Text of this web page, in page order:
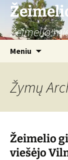
Žeimelio
Meniu
Žymų
Žeimelio
viešėjo